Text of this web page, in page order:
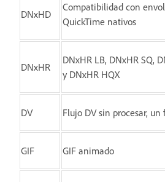
DNxHD
Compatibilidad con
QuickTime nativos
DNxHR
DNxHR LB, DNxHR SQ,
y DNxHR HQX
DV Flujo DV sin procesar,
GIF GIF animado